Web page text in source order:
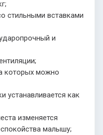
стильными вставками
и
которых можно
устанавливается как
изменяется
малышу;